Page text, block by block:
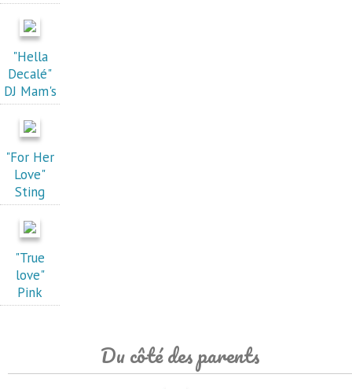
"Hella
Decalé"
DJ Mam's
"For Her
Love"
Sting
"True
love"
Pink
Du côté des parents